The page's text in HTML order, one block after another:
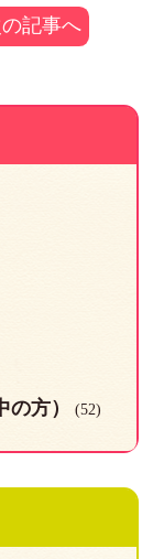
記事へ
方） (52)